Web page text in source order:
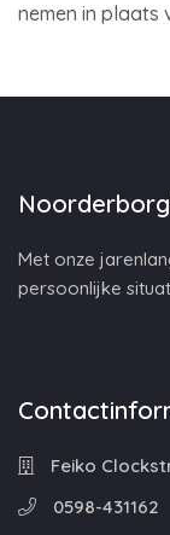
nemen in plaats
Met onze
persoonlijke
Feiko
0598-431162